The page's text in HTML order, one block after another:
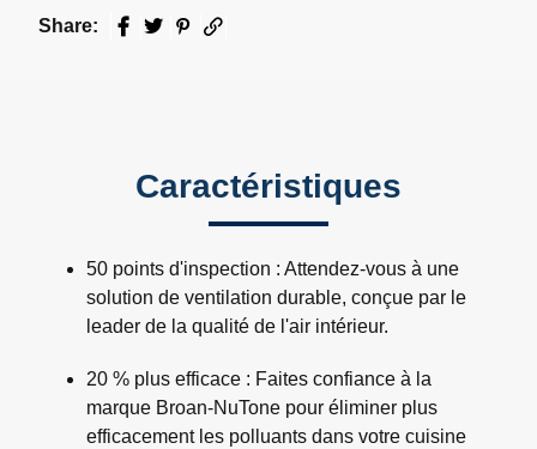
Share: Facebook
TwitterPinterest
Email
Caractéristiques
50 points d'inspection : Attendez-vous à une
solution de ventilation durable, conçue par le
leader de la qualité de l'air intérieur.
20 % plus efficace : Faites confiance à la
marque Broan-NuTone pour éliminer plus
efficacement les polluants dans votre cuisine